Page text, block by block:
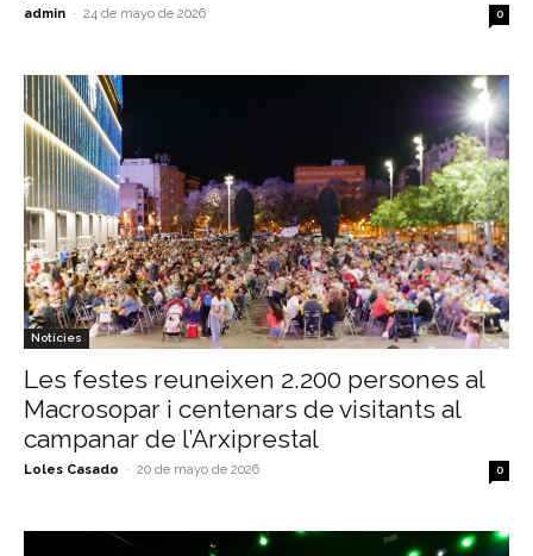
admin - 24 de mayo de 2026 0
Notícies
Les festes reuneixen 2.200 persones al
Macrosopar i centenars de visitants al
campanar de l’Arxiprestal
Loles Casado - 20 de mayo de 2026 0